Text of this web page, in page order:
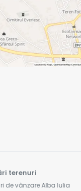
terenuri
de vânzare Alba Iulia